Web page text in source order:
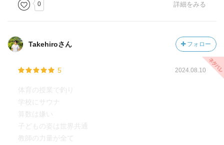
0 詳細をみる
Takehiroさん フォロー
5 2024.08.10
体育の授業で釣り
学校にサウナ
算数は嫌い
子どもの姿は世界共通
教師の力量が全て